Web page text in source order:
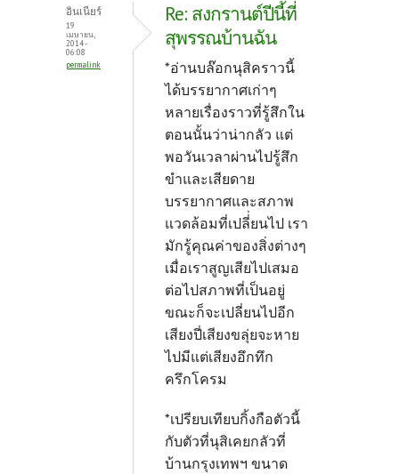
อินเนียร์
19
เมษายน,
2014 -
06:08
permalink
Re: สงกรานต์ปีนี้ที่
สุพรรณบ้านฉัน
*อ่านบล๊อกนุสิคราวนี้
ได้บรรยากาศเก่าๆ
หลายเรื่องราวที่รู้สึกใน
ตอนนั้นว่าน่ากลัว แต่
พอวันเวลาผ่านไปรู้สึก
ขำและเสียดาย
บรรยากาศและสภาพ
แวดล้อมที่เปลี่่ยนไป เรา
มักรู้คุณค่าของสิ่งต่างๆ
เมื่อเราสูญเสียไปเสมอ
ต่อไปสภาพที่เป็นอยู่
ขณะก็จะเปลี่ยนไปอีก
เสียงปี่เสียงขลุ่ยจะหาย
ไปมีแต่เสียงอึกทึก
ครึกโครม
*เปรียบเทียบกิ้งกือตัวนี้
กับตัวที่นุสิเคยกลัวที่
บ้านกรุงเทพฯ ขนาด